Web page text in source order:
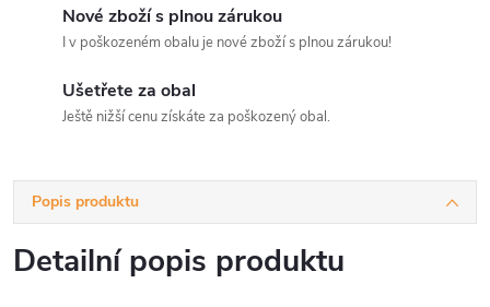
Nové zboží s plnou zárukou
I v poškozeném obalu je nové zboží s plnou zárukou!
Ušetřete za obal
Ještě nižší cenu získáte za poškozený obal.
Popis produktu
Detailní popis produktu